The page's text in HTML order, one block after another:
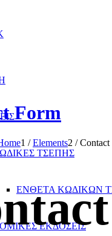
ΤΣΕΠΗΣ
ΕΝΘΕΤΑ ΚΩΔΙΚΩΝ
ΕΚΔΟΣΕΙΣ
Form
1 / Elements2 / Contact